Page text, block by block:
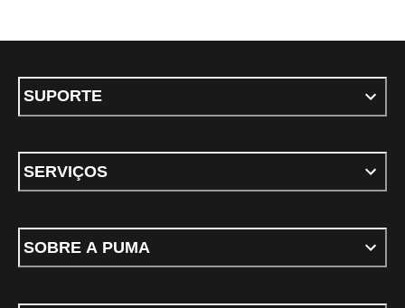
SUPORTE
SERVIÇOS
SOBRE A PUMA